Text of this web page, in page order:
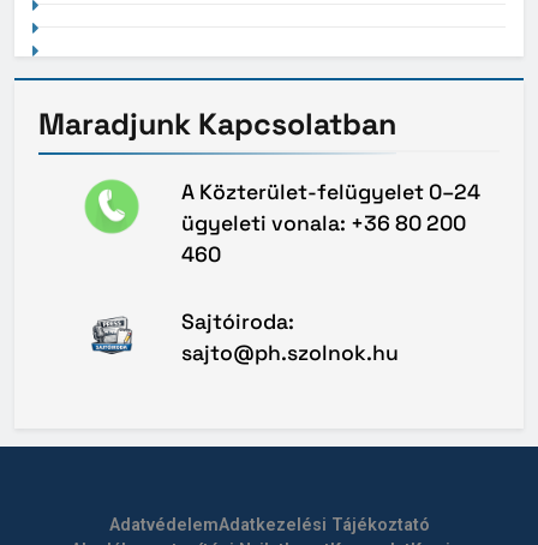
Maradjunk Kapcsolatban
A Közterület-felügyelet 0–24
ügyeleti vonala: +36 80 200
460
Sajtóiroda:
sajto@ph.szolnok.hu
AdatvédelemAdatkezelési Tájékoztató